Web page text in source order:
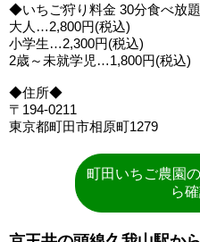
◆いちご狩り料金 30分食べ放
大人…2,800円(税込)
小学生…2,300円(税込)
2歳～未就学児…1,800円(税込)
◆住所◆
〒194-0211
東京都町田市相原町1279
町田いちご農園
ら